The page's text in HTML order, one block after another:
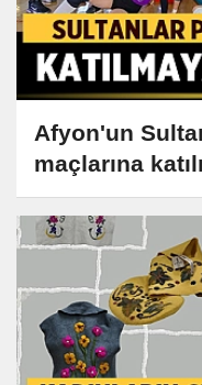
Afyon'un
maçlarına